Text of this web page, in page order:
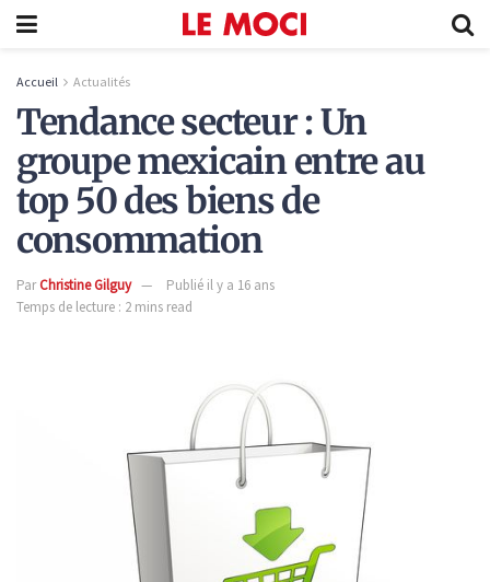
Accueil Actualités
Tendance secteur : Un
groupe mexicain entre au
top 50 des biens de
consommation
ParChristine Gilguy
Publié il y a 16 ans
Temps de lecture : 2 mins read